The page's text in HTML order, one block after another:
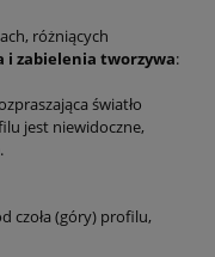
różniących
i zabielenia tworzywa:
światło
jest niewidoczne,
czoła (góry) profilu,